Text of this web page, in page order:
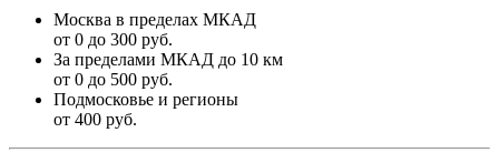
Москва в пределах МКАД
от 0 до 300 руб.
За пределами МКАД до 10 км
от 0 до 500 руб.
Подмосковье и регионы
от 400 руб.